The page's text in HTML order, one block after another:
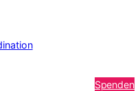
Spenden